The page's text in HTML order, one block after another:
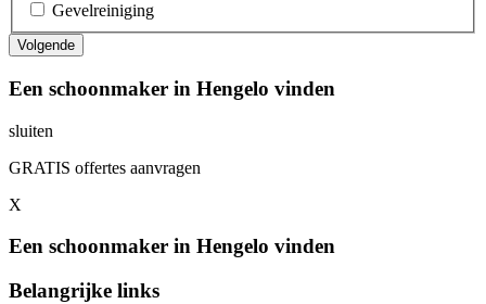
Gevelreiniging
Een schoonmaker in Hengelo vinden
sluiten
GRATIS offertes aanvragen
X
Een schoonmaker in Hengelo vinden
Belangrijke links